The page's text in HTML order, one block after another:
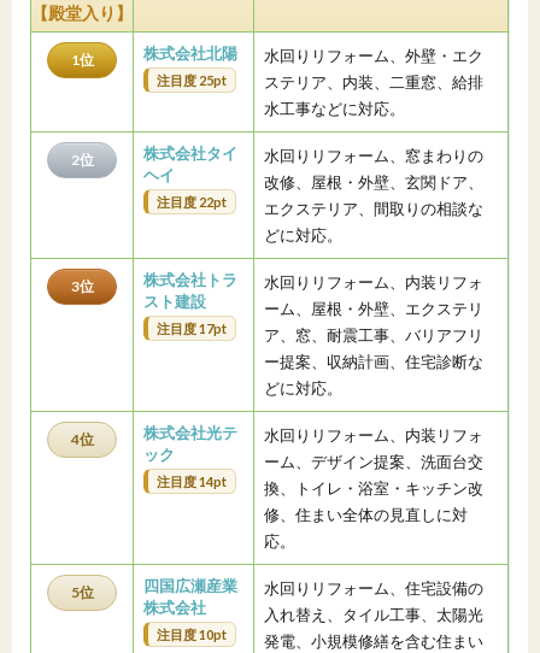
【殿堂入り】
1位 株式会社北陽
注目度 25pt
水回りリフォーム、外壁・エク
ステリア、内装、二重窓、給排
水工事などに対応。
2位
株式会社タイ
ヘイ
注目度 22pt
水回りリフォーム、窓まわりの
改修、屋根・外壁、玄関ドア、
エクステリア、間取りの相談な
どに対応。
3位
株式会社トラ
スト建設
注目度 17pt
水回りリフォーム、内装リフォ
ーム、屋根・外壁、エクステリ
ア、窓、耐震工事、バリアフリ
ー提案、収納計画、住宅診断な
どに対応。
4位
株式会社光テ
ック
注目度 14pt
水回りリフォーム、内装リフォ
ーム、デザイン提案、洗面台交
換、トイレ・浴室・キッチン改
修、住まい全体の見直しに対
応。
5位
四国広瀬産業
株式会社
注目度 10pt
水回りリフォーム、住宅設備の
入れ替え、タイル工事、太陽光
発電、小規模修繕を含む住まい